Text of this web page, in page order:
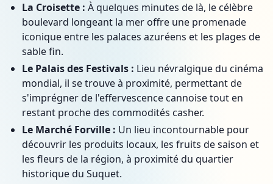
La Croisette : À quelques minutes de là, le célèbre
boulevard longeant la mer offre une promenade
iconique entre les palaces azuréens et les plages de
sable fin.
Le Palais des Festivals : Lieu névralgique du cinéma
mondial, il se trouve à proximité, permettant de
s'imprégner de l'effervescence cannoise tout en
restant proche des commodités casher.
Le Marché Forville : Un lieu incontournable pour
découvrir les produits locaux, les fruits de saison et
les fleurs de la région, à proximité du quartier
historique du Suquet.